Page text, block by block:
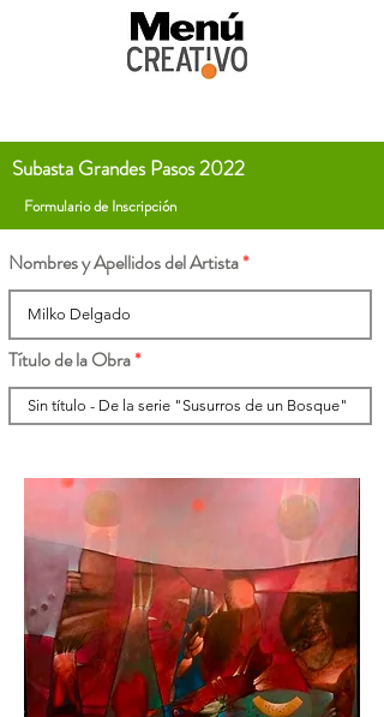
Subasta Grandes Pasos 2022
Formulario de Inscripción
Nombres y Apellidos del Artista
Título de la Obra